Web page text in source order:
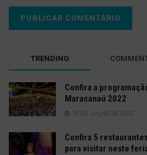
TRENDING
Confira a
Maracanaú 2022
19 DE JULHO DE 2022
Confira 5
para visitar neste